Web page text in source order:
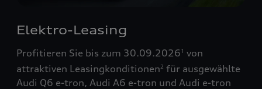
Elektro-Leasing
Profitieren Sie bis zum 30.09.20261 von
attraktiven Leasingkonditionen2 für ausgewählte
Audi Q6 e-tron, Audi A6 e-tron und Audi e-tron